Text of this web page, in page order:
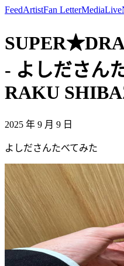
FeedArtistFan LetterMediaLive
- よしださん
RAKU
2025 年 9 月 9 日
よしださんたべてみた